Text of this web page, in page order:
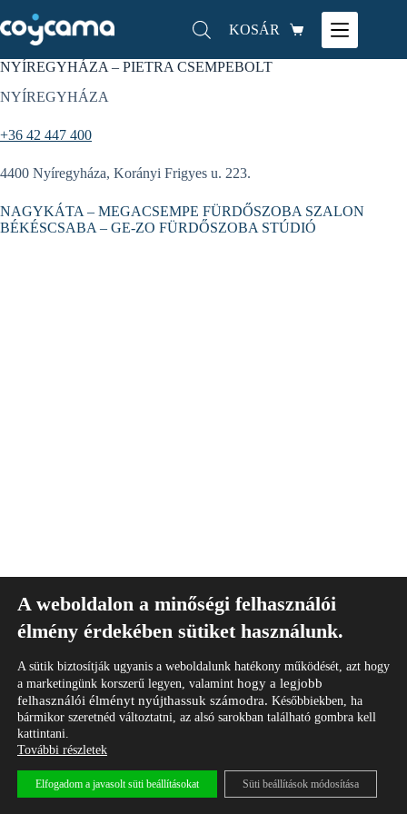
KOSÁR
NYÍREGYHÁZA – PIETRA CSEMPEBOLT
NYÍREGYHÁZA
+36 42 447 400
4400 Nyíregyháza, Korányi Frigyes u. 223.
NAGYKÁTA – MEGACSEMPE FÜRDŐSZOBA SZALON
BÉKÉSCSABA – GE-ZO FÜRDŐSZOBA STÚDIÓ
Copyright © 2026
Impresszum
Általános Szerződési Feltételek
Adatkezelési tájékoztató
Marketing stratégia és megvalósítás: Weboldal
készítés, grafikai kivitelezés, Google és Meta
hirdetéskezelés, hírlevélrendszer működtetés…
A weboldalon a minőségi felhasználói
élmény érdekében sütiket használunk.
A sütik biztosítják ugyanis a weboldalunk hatékony működését, azt hogy
a marketingünk korszerű legyen, valamint hogy a legjobb
felhasználói élményt nyújthassuk számodra. Későbbiekben, ha
bármikor szeretnéd változtatni, az alsó sarokban található gombra kell
kattintani.
További részletek
Elfogadom a javasolt süti beállításokat Süti beállítások módosítása